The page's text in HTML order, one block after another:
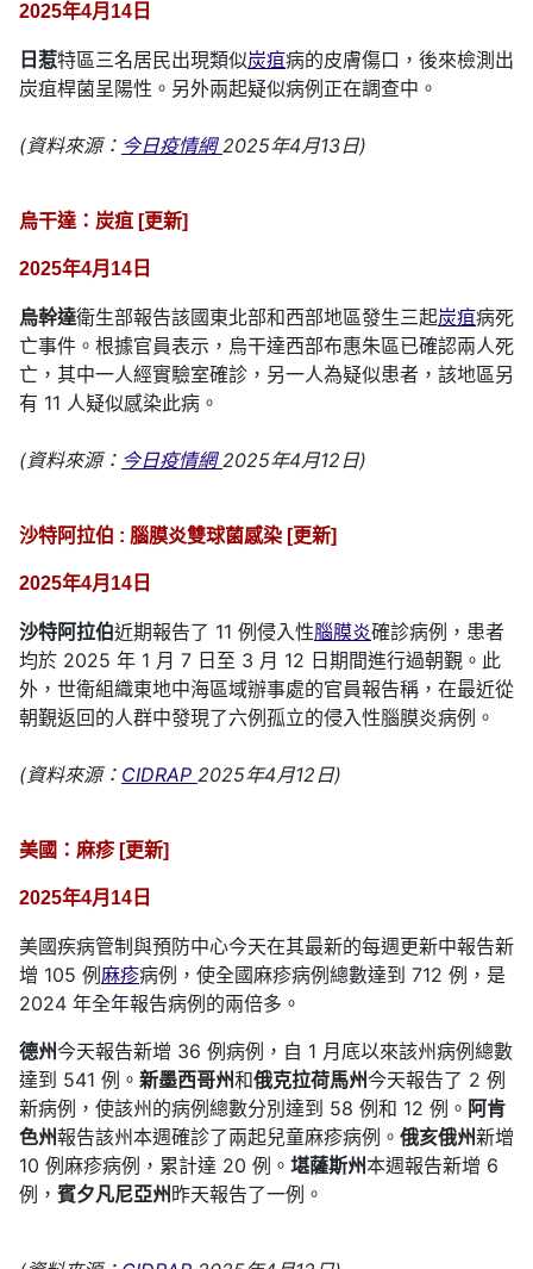
2025年4月14日
日惹特區三名居民出現類似炭疽病的皮膚傷口，後來檢測出
炭疽桿菌呈陽性。另外兩起疑似病例正在調查中。
(資料來源： 今日疫情網2025年4月13日)
烏干達：炭疽 [更新]
2025年4月14日
烏幹達衛生部報告該國東北部和西部地區發生三起炭疽病死
亡事件。根據官員表示，烏干達西部布惠朱區已確認兩人死
亡，其中一人經實驗室確診，另一人為疑似患者，該地區另
有 11 人疑似感染此病。
(資料來源： 今日疫情網2025年4月12日)
沙特阿拉伯 : 腦膜炎雙球菌感染 [更新]
2025年4月14日
沙特阿拉伯近期報告了 11 例侵入性腦膜炎確診病例，患者
均於 2025 年 1 月 7 日至 3 月 12 日期間進行過朝覲。此
外，世衛組織東地中海區域辦事處的官員報告稱，在最近從
朝覲返回的人群中發現了六例孤立的侵入性腦膜炎病例。
(資料來源： CIDRAP 2025年4月12日)
美國：麻疹 [更新]
2025年4月14日
美國疾病管制與預防中心今天在其最新的每週更新中報告新
增 105 例 麻疹病例，使全國麻疹病例總數達到 712 例，是
2024 年全年報告病例的兩倍多。
德州今天報告新增 36 例病例，自 1 月底以來該州病例總數
達到 541 例。 新墨西哥州和俄克拉荷馬州今天報告了 2 例
新病例，使該州的病例總數分別達到 58 例和 12 例。 阿肯
色州報告該州本週確診了兩起兒童麻疹病例。 俄亥俄州新增
10 例麻疹病例，累計達 20 例。 堪薩斯州本週報告新增 6
例， 賓夕凡尼亞州 昨天報告了一例。